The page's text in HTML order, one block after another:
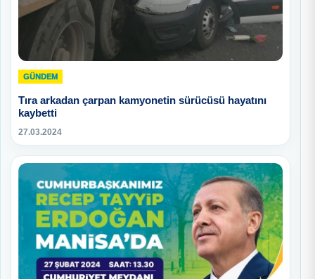
GÜNDEM
Tıra arkadan çarpan kamyonetin sürücüsü hayatını
kaybetti
27.03.2024